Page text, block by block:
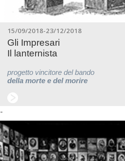
15/09/2018-23/12/2018
Gli Impresari
Il lanternista
progetto vincitore del bando
della morte e del morire
-